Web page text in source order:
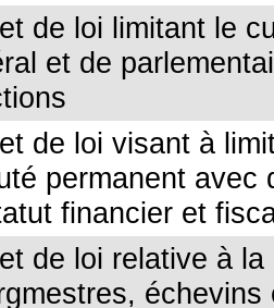
de loi limitant le
et de
de loi visant à
permanent avec
financier et
de loi relative à